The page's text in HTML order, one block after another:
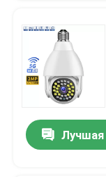
Лучшая